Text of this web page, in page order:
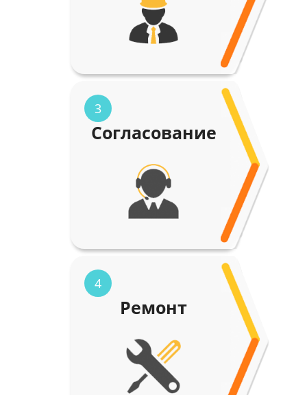
3
Согласование
4
Ремонт